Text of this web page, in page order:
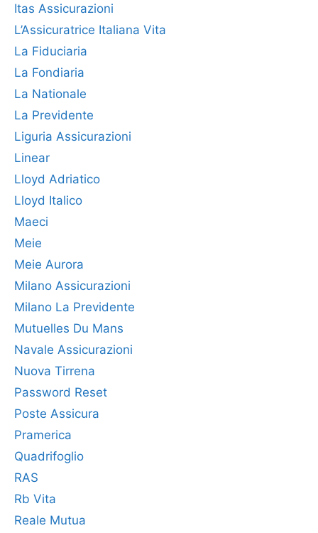
Itas Assicurazioni
L’Assicuratrice Italiana Vita
La Fiduciaria
La Fondiaria
La Nationale
La Previdente
Liguria Assicurazioni
Linear
Lloyd Adriatico
Lloyd Italico
Maeci
Meie
Meie Aurora
Milano Assicurazioni
Milano La Previdente
Mutuelles Du Mans
Navale Assicurazioni
Nuova Tirrena
Password Reset
Poste Assicura
Pramerica
Quadrifoglio
RAS
Rb Vita
Reale Mutua